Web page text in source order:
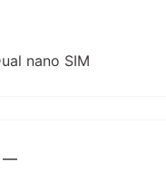
nano SIM